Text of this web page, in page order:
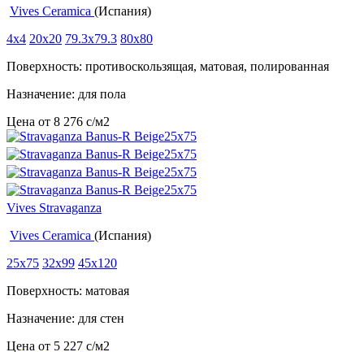
Vives Ceramica (Испания)
4x4 20x20 79.3x79.3 80x80
Поверхность: противоскользящая, матовая, полированная
Назначение: для пола
Цена от 8 276 c/м2
Vives Stravaganza
Vives Ceramica (Испания)
25x75 32x99 45x120
Поверхность: матовая
Назначение: для стен
Цена от 5 227 c/м2